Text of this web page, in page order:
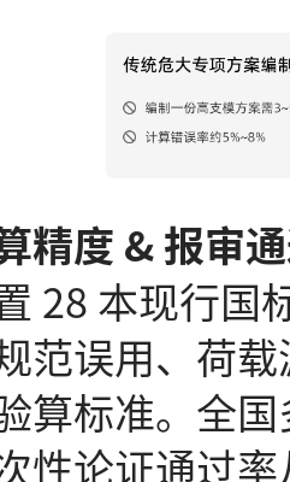
度 & 报审通
本现行国
范误用、荷
算标准。全
性论证通过